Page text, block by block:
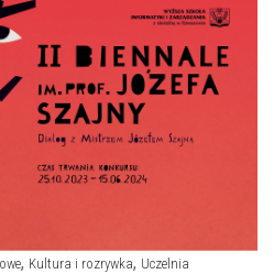
, Kultura i rozrywka, Uczelnia